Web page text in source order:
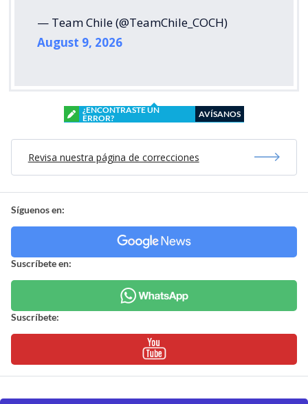
— Team Chile (@TeamChile_COCH)
August 9, 2026
¿ENCONTRASTE UN
ERROR?
AVÍSANOS
Revisa nuestra página de correcciones
Síguenos en:
Suscríbete en:
Suscríbete: